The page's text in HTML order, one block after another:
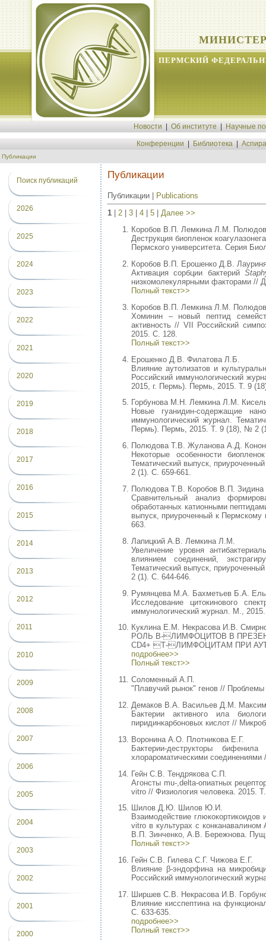
ПЕРМСКИЙ
Новости Об институте Научные
Конференции Библиотека
Публикации
Поиск публикаций
2026
2025
2024
2023
2022
2021
2020
2019
2018
2017
2016
2015
2014
2013
2012
2011
2010
2009
2008
2007
2006
2005
2004
2003
2002
2001
2000
Публикации
Публикации | Publications
1
2 3 4 5
Далее >>
Коробов В.П. Лемкина Л.М.
Деструкция биопленок
Пермского университета. Серия
Коробов В.П. Ерошенко Д.В.
Активация сорбции бактерий
низкомолекулярными факторами //
Полный текст>>
Коробов В.П. Лемкина Л.М.
Хоминин – новый пептид
активность // VII Российский
2015. С. 128.
Полный текст>>
Ерошенко Д.В. Филатова Л.Б.
Влияние аутолизатов и
Российский иммунологический
2015, г. Пермь). Пермь, 2015. Т. 9
Горбунова М.Н. Лемкина Л.М.
Новые гуанидин-содержащие
иммунологический журнал.
Пермь). Пермь, 2015. Т. 9 (18), № 2
Полюдова Т.В. Жуланова А.Д.
Некоторые особенности
Тематический выпуск,
2 (1). С. 659-661.
Полюдова Т.В. Коробов В.П.
Сравнительный анализ
обработанных катионными
выпуск, приуроченный к
663.
Лапицкий А.В. Лемкина Л.М.
Увеличение уровня
влиянием соединений,
Тематический выпуск,
2 (1). С. 644-646.
Румянцева М.А. Бахметьев Б.А.
Исследование цитокинового
иммунологический журнал. М.,
Куклина Е.М. Некрасова И.В.
РОЛЬ В-ЛИМФОЦИТОВ В
CD4+ Т-ЛИМФОЦИТАМ ПРИ
подробнее>>
Полный текст>>
Соломенный А.П.
"Плавучий рынок" генов //
Демаков В.А. Васильев Д.М.
Бактерии активного ила
пиридинкарбоновых кислот //
Воронина А.О. Плотникова Е.Г.
Бактерии-деструкторы
хлорароматическими
Гейн С.В. Тендрякова С.П.
Агонсты mu-,delta-опиатных
vitro // Физиология человека. 2015.
Шилов Д.Ю. Шилов Ю.И.
Взаимодействие
vitro в культурах с
В.П. Зинченко, А.В. Бережнова.
Полный текст>>
Гейн С.В. Гилева С.Г. Чижова Е.Г.
Влияние β-эндорфина на
Российский иммунологический
Ширшев С.В. Некрасова И.В.
Влияние кисспептина на
С. 633-635.
подробнее>>
Полный текст>>